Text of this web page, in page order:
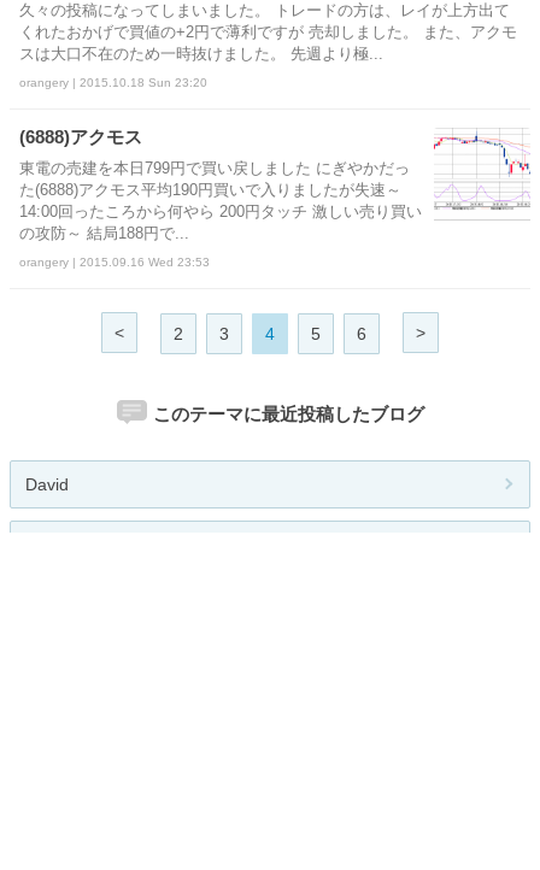
久々の投稿になってしまいました。 トレードの方は、レイが上方出て
くれたおかげで買値の+2円で薄利ですが 売却しました。 また、アクモ
スは大口不在のため一時抜けました。 先週より極...
orangery | 2015.10.18 Sun 23:20
(6888)アクモス
東電の売建を本日799円で買い戻しました にぎやかだっ
た(6888)アクモス平均190円買いで入りましたが失速～
14:00回ったころから何やら 200円タッチ 激しい売り買い
の攻防～ 結局188円で...
orangery | 2015.09.16 Wed 23:53
< 2 3 4 5 6 >
このテーマに最近投稿したブログ
David